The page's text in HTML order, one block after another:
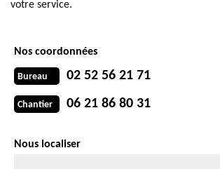
votre service.
Nos coordonnées
Bureau 02 52 56 21 71
Chantier 06 21 86 80 31
Nous localiser